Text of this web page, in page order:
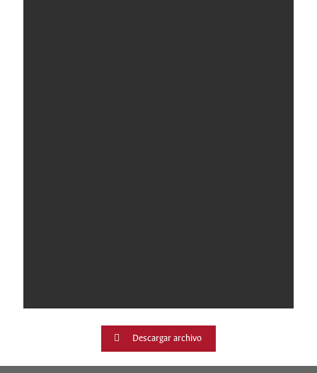
Descargar archivo